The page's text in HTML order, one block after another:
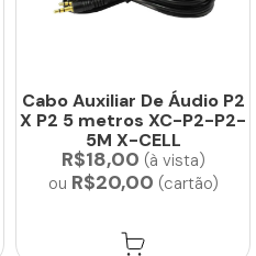
Cabo Auxiliar De Áudio P2
X P2 5 metros XC-P2-P2-
5M X-CELL
R$18,00 (à vista)
ou R$20,00 (cartão)